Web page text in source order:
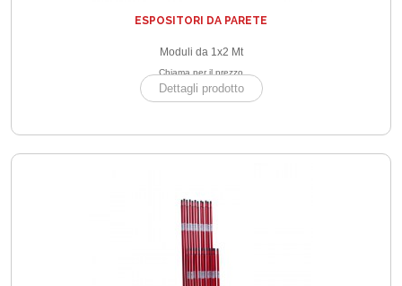
ESPOSITORI DA PARETE
Moduli da 1x2 Mt
Chiama per il prezzo
Dettagli prodotto